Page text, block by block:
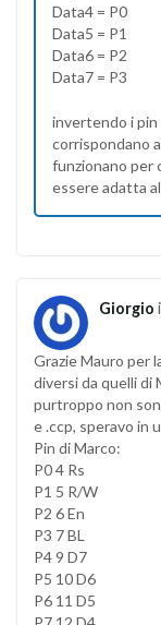
Data4 = P0
Data5 = P1
Data6 = P2
Data7 = P3
invertendo i pin
corrispondano
funzionano per
essere adatta
Giorgio
Grazie Mauro per
diversi da quelli di
purtroppo non
e .ccp, speravo in
Pin di Marco:
P0 4 Rs
P1 5 R/W
P2 6 En
P3 7 BL
P4 9 D7
P5 10 D6
P6 11 D5